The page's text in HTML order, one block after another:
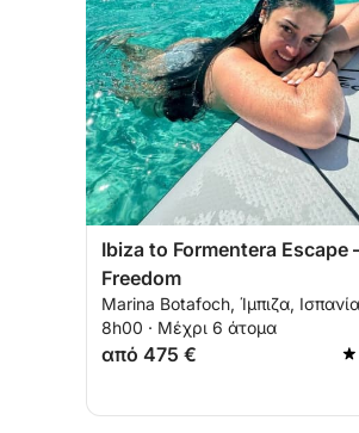
Ibiza to Formentera Escape
Freedom
Marina Botafoch, Ίμπιζα, Ισπανία
8h00 · Μέχρι 6 άτομα
από 475 €